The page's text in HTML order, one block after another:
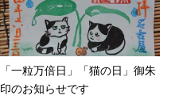
「一粒万倍日」「猫の日」御朱
印のお知らせです